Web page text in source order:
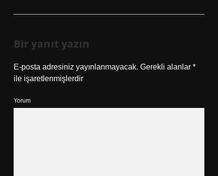
Bir yanıt yazın
E-posta adresiniz yayınlanmayacak. Gerekli alanlar *
ile işaretlenmişlerdir
Yorum